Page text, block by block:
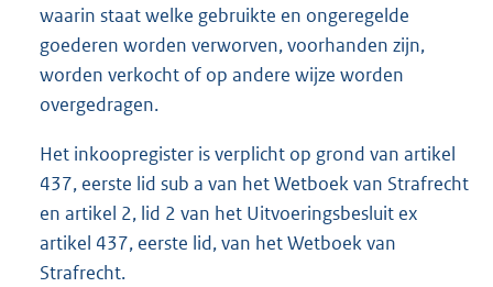
waarin staat welke gebruikte en ongeregelde
goederen worden verworven, voorhanden zijn,
worden verkocht of op andere wijze worden
overgedragen.
Het inkoopregister is verplicht op grond van artikel
437, eerste lid sub a van het Wetboek van Strafrecht
en artikel 2, lid 2 van het Uitvoeringsbesluit ex
artikel 437, eerste lid, van het Wetboek van
Strafrecht.